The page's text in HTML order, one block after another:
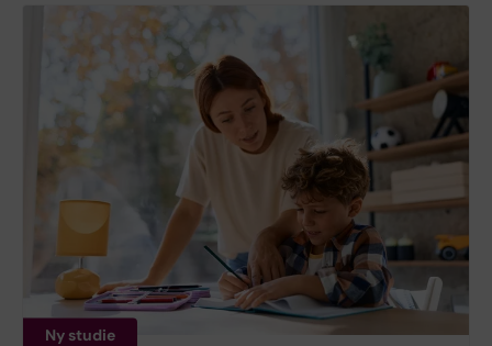
Ny studie